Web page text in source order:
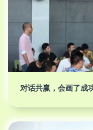
对话共赢，会画了成